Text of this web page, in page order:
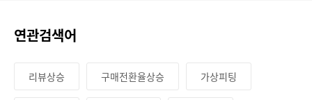
연관검색어
리뷰상승 구매전환율상승 가상피팅